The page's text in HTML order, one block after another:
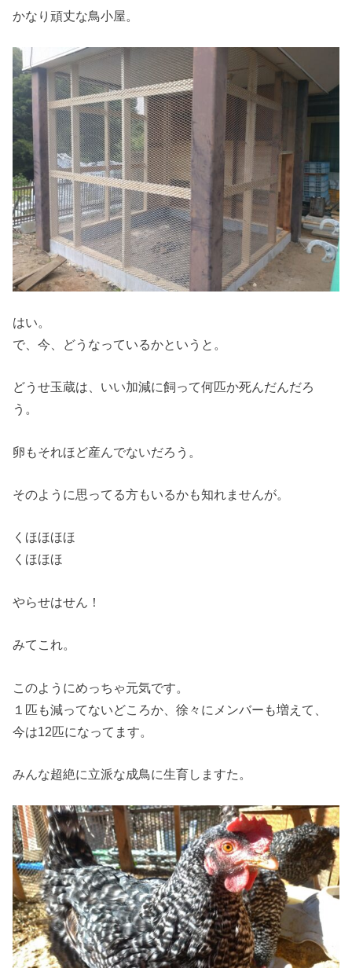
かなり頑丈な鳥小屋。
はい。
で、今、どうなっているかというと。
どうせ玉蔵は、いい加減に飼って何匹か死んだんだろ
う。
卵もそれほど産んでないだろう。
そのように思ってる方もいるかも知れませんが。
くほほほほ
くほほほ
やらせはせん！
みてこれ。
このようにめっちゃ元気です。
１匹も減ってないどころか、徐々にメンバーも増えて、
今は12匹になってます。
みんな超絶に立派な成鳥に生育しますた。